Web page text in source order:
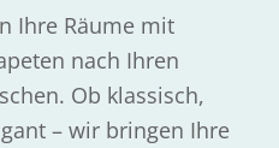
Ihre Räume mit
nach Ihren
Ob klassisch,
– wir bringen Ihre